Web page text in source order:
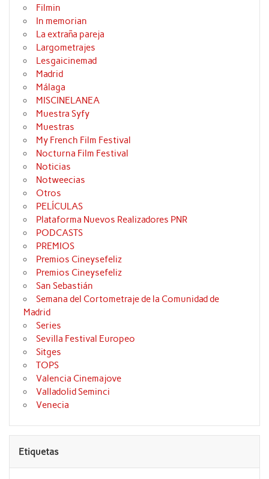
Filmin
In memorian
La extraña pareja
Largometrajes
Lesgaicinemad
Madrid
Málaga
MISCINELANEA
Muestra Syfy
Muestras
My French Film Festival
Nocturna Film Festival
Noticias
Notweecias
Otros
PELÍCULAS
Plataforma Nuevos Realizadores PNR
PODCASTS
PREMIOS
Premios Cineysefeliz
Premios Cineysefeliz
San Sebastián
Semana del Cortometraje de la Comunidad de
Madrid
Series
Sevilla Festival Europeo
Sitges
TOPS
Valencia Cinemajove
Valladolid Seminci
Venecia
Etiquetas